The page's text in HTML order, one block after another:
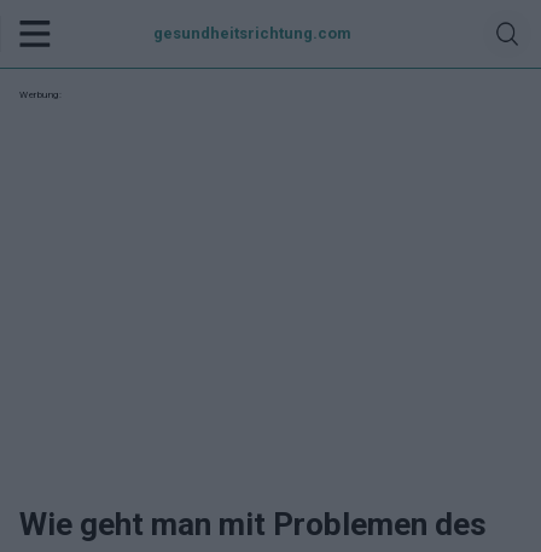
gesundheitsrichtung.com
Werbung:
Wie geht man mit Problemen des